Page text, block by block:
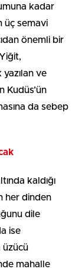
kadar
üç semavi
önemli bir
ve
Kudüs’ün
da sebep
kaldığı
her dinden
dile
ise
üzücü
mahalle